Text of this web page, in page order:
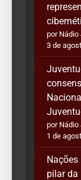
por Nádio
3 de
por Nádio
1 de
pilar da